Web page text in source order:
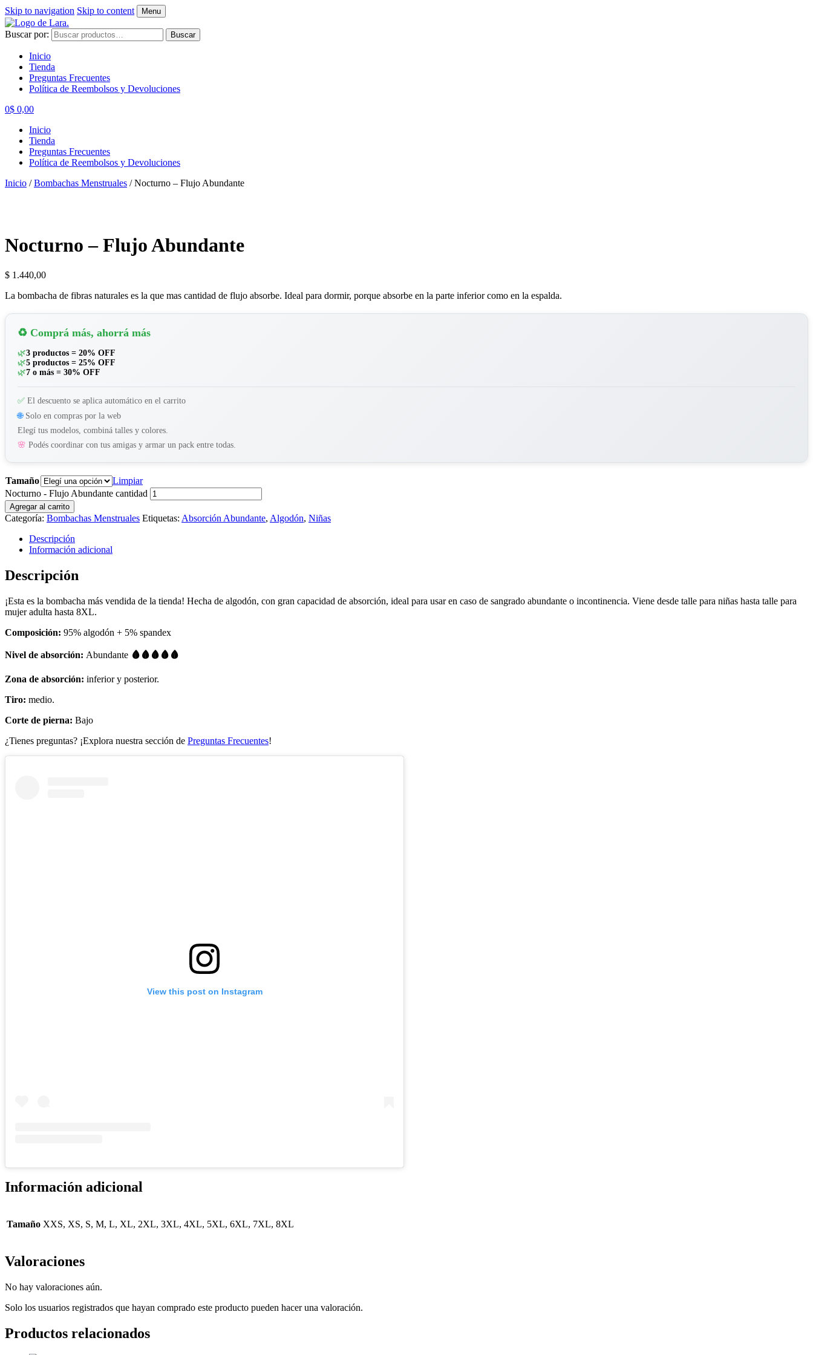
Skip to navigation Skip to content Menu
Buscar por: Buscar
Inicio
Tienda
Preguntas Frecuentes
Política de Reembolsos y Devoluciones
0$ 0,00
Inicio
Tienda
Preguntas Frecuentes
Política de Reembolsos y Devoluciones
Inicio /Bombachas Menstruales /Nocturno – Flujo Abundante
Nocturno – Flujo Abundante
$ 1.440,00
La bombacha de fibras naturales es la que mas cantidad de flujo absorbe. Ideal para dormir, porque absorbe en la parte inferior como en la espalda.
♻️ Comprá más, ahorrá más
🌿3 productos = 20% OFF
🌿5 productos = 25% OFF
🌿7 o más = 30% OFF
✅ El descuento se aplica automático en el carrito
🌐Solo en compras por la web
Elegí tus modelos, combiná talles y colores.
🌸 Podés coordinar con tus amigas y armar un pack entre todas.
Tamaño
Limpiar
Nocturno - Flujo Abundante cantidad
Agregar al carrito
Categoría: Bombachas Menstruales Etiquetas: Absorción Abundante, Algodón, Niñas
Descripción
Información adicional
Descripción
¡Esta es la bombacha más vendida de la tienda! Hecha de algodón, con gran capacidad de absorción, ideal para usar en caso de sangrado abundante o incontinencia. Viene desde talle para niñas hasta talle para
mujer adulta hasta 8XL.
Composición: 95% algodón + 5% spandex
Nivel de absorción: Abundante 🩸🩸🩸🩸🩸
Zona de absorción: inferior y posterior.
Tiro: medio.
Corte de pierna: Bajo
¿Tienes preguntas? ¡Explora nuestra sección de Preguntas Frecuentes!
View this post on Instagram
Información adicional
Tamaño XXS, XS, S, M, L, XL, 2XL, 3XL, 4XL, 5XL, 6XL, 7XL, 8XL
Valoraciones
No hay valoraciones aún.
Solo los usuarios registrados que hayan comprado este producto pueden hacer una valoración.
Productos relacionados